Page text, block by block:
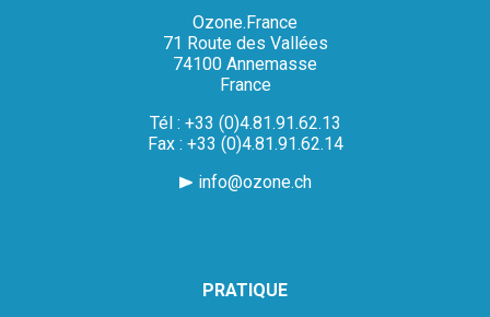
Ozone.France
71 Route des Vallées
74100 Annemasse
France
Tél : +33 (0)4.81.91.62.13
Fax : +33 (0)4.81.91.62.14
info@ozone.ch
PRATIQUE